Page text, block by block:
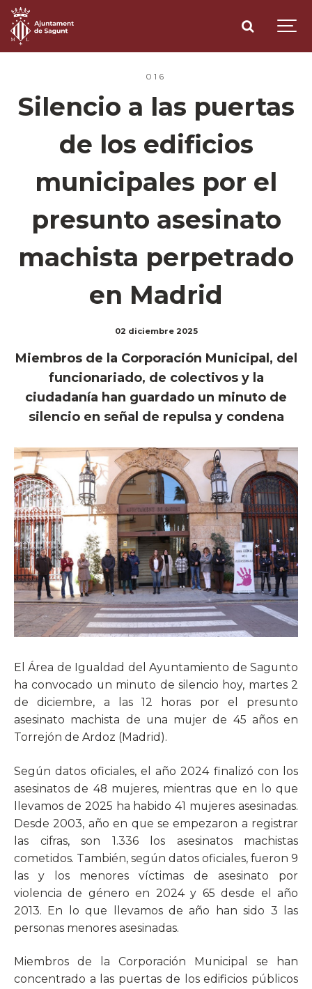
016
Silencio a las puertas
de los edificios
municipales por el
presunto asesinato
machista perpetrado
en Madrid
02 diciembre 2025
Miembros de la Corporación Municipal, del
funcionariado, de colectivos y la
ciudadanía han guardado un minuto de
silencio en señal de repulsa y condena
El Área de Igualdad del Ayuntamiento de Sagunto
ha convocado un minuto de silencio hoy, martes 2
de diciembre, a las 12 horas por el presunto
asesinato machista de una mujer de 45 años en
Torrejón de Ardoz (Madrid).
Según datos oficiales, el año 2024 finalizó con los
asesinatos de 48 mujeres, mientras que en lo que
llevamos de 2025 ha habido 41 mujeres asesinadas.
Desde 2003, año en que se empezaron a registrar
las cifras, son 1.336 los asesinatos machistas
cometidos. También, según datos oficiales, fueron 9
las y los menores víctimas de asesinato por
violencia de género en 2024 y 65 desde el año
2013. En lo que llevamos de año han sido 3 las
personas menores asesinadas.
Miembros de la Corporación Municipal se han
concentrado a las puertas de los edificios públicos